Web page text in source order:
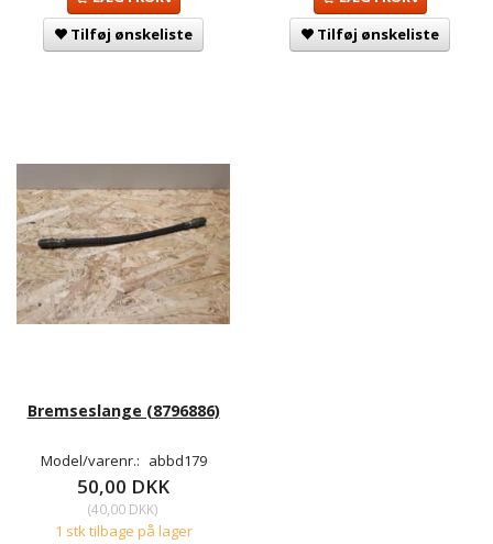
Tilføj ønskeliste
Tilføj ønskeliste
Bremseslange (8796886)
Model/varenr.: abbd179
50,00 DKK
(40,00 DKK)
1 stk tilbage på lager